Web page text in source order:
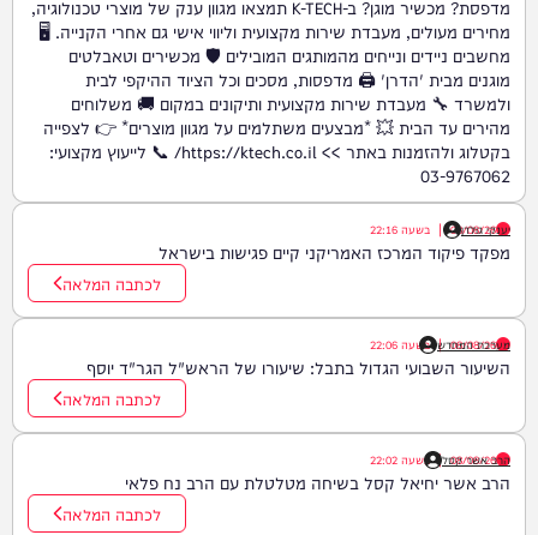
מדפסת? מכשיר מוגן? ב-K-TECH תמצאו מגוון ענק של מוצרי טכנולוגיה,
מחירים מעולים, מעבדת שירות מקצועית וליווי אישי גם אחרי הקנייה. 🖥️
מחשבים ניידים ונייחים מהמותגים המובילים 🛡️ מכשירים וטאבלטים
מוגנים מבית 'הדרן' 🖨️ מדפסות, מסכים וכל הציוד ההיקפי לבית
ולמשרד 🔧 מעבדת שירות מקצועית ותיקונים במקום 🚚 משלוחים
מהירים עד הבית 💥 *מבצעים משתלמים על מגוון מוצרים* 👉 לצפייה
בקטלוג ולהזמנות באתר >> https://ktech.co.il/ 📞 לייעוץ מקצועי:
03-9767062
יענקי גולדן
08/08/26
| בשעה 22:16
מפקד פיקוד המרכז האמריקני קיים פגישות בישראל
לכתבה המלאה
מערכת המחדש
08/08/26
| בשעה 22:06
השיעור השבועי הגדול בתבל: שיעורו של הראש"ל הגר"ד יוסף
לכתבה המלאה
הרב אשר קסל
08/08/26
| בשעה 22:02
הרב אשר יחיאל קסל בשיחה מטלטלת עם הרב נח פלאי
לכתבה המלאה